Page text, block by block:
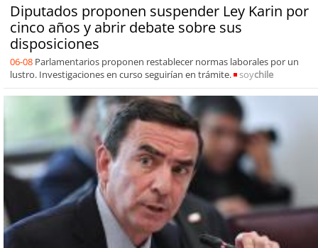
Diputados proponen suspender Ley Karin por
cinco años y abrir debate sobre sus
disposiciones
06-08 Parlamentarios proponen restablecer normas laborales por un
lustro. Investigaciones en curso seguirían en trámite.
soychile